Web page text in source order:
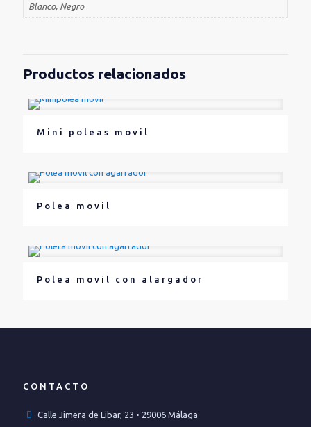
Blanco, Negro
Productos relacionados
Mini poleas movil
Polea movil
Polea movil con alargador
CONTACTO
Calle Jimera de Libar, 23 • 29006 Málaga